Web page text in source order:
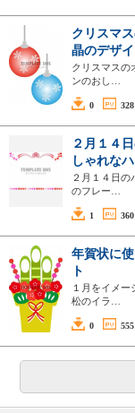
クリスマ
晶のデザ
クリスマスの
ンのおし…
0 328
２月１４
しゃれな
２月１４日
のフレー…
1 360
年賀状に
ト
１月をイメ
松のイラ…
0 555